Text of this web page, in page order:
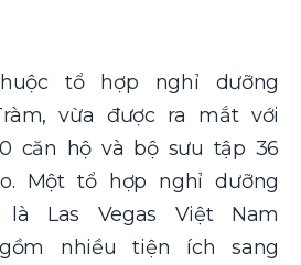
tổ hợp nghỉ dưỡng
vừa được ra mắt với
căn hộ và bộ sưu tập 36
Một tổ hợp nghỉ dưỡng
Las Vegas Việt Nam
nhiều tiện ích sang